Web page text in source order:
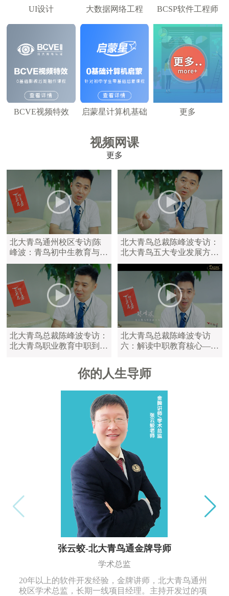
UI设计 大数据网络工程 BCSP软件工程师
BCVE视频特效 启蒙星计算机基础 更多
视频网课
更多
北大青鸟通州校区专访|陈
峰波：青鸟初中生教育与中
职教育区别
北大青鸟总裁陈峰波专访：
北大青鸟五大专业发展方
向，满足学员不同学习需求
北大青鸟总裁陈峰波专访：
北大青鸟职业教育中职到大
北大青鸟总裁陈峰波专访
六：解读中职教育核心——
你的人生导师
张云蛟-北大青鸟通金牌导师
学术总监
20年以上的软件开发经验，金牌讲师，北大青鸟通州
校区学术总监，长期一线项目经理。主持开发过的项